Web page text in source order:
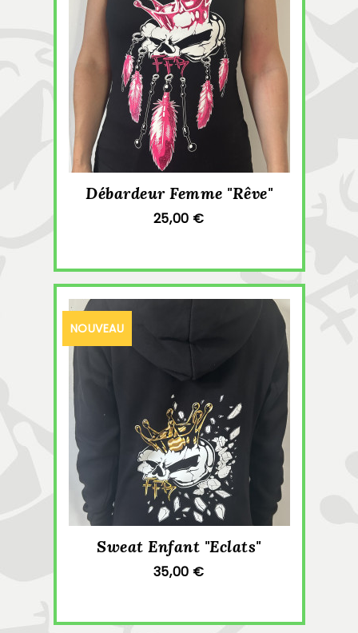
Débardeur Femme "Rêve"
25,00 €
NOUVEAU
Sweat Enfant "Eclats"
35,00 €